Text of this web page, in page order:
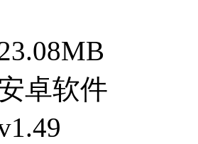
卓软件